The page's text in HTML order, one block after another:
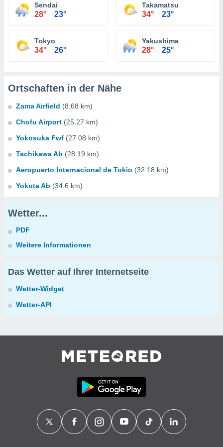
Sendai
28° 23°
Takamatsu
34° 23°
Tokyo
34° 26°
Yakushima
28° 25°
Ortschaften in der Nähe
Zama Airfield (8.68 km)
Chofu Airport (25.27 km)
Yokosuka Fwf (27.08 km)
Tachikawa Ab (28.19 km)
Aeropuerto Internacional de Tokio (32.18 km)
Yokota Ab (34.6 km)
Wetter...
PDF
Weitere Informationen
Das Wetter auf Ihrer Internetseite
Wetter-Widget
Wetter-API